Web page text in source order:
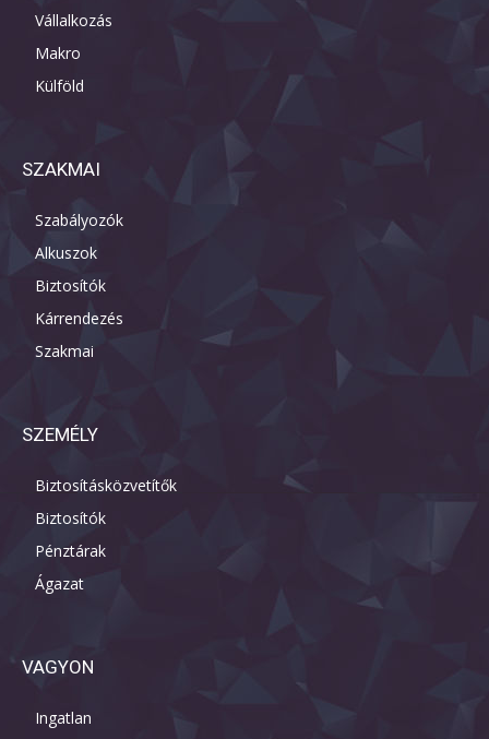
Vállalkozás
Makro
Külföld
SZAKMAI
Szabályozók
Alkuszok
Biztosítók
Kárrendezés
Szakmai
SZEMÉLY
Biztosításközvetítők
Biztosítók
Pénztárak
Ágazat
VAGYON
Ingatlan